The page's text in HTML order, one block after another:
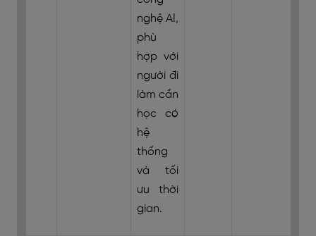
nghệ AI,
phù
hợp với
người đi
làm cần
học có
hệ
thống
và tối
ưu thời
gian.